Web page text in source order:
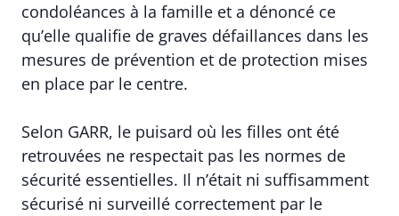
condoléances à la famille et a dénoncé ce
qu’elle qualifie de graves défaillances dans les
mesures de prévention et de protection mises
en place par le centre.
Selon GARR, le puisard où les filles ont été
retrouvées ne respectait pas les normes de
sécurité essentielles. Il n’était ni suffisamment
sécurisé ni surveillé correctement par le